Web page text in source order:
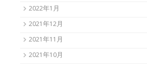
2022年1月
2021年12月
2021年11月
2021年10月